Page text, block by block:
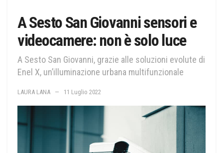
A Sesto San Giovanni sensori e
videocamere: non è solo luce
A Sesto San Giovanni, grazie alle soluzioni evolute di
Enel X, un’illuminazione urbana multifunzionale
LAURA LANA 11 Luglio 2022